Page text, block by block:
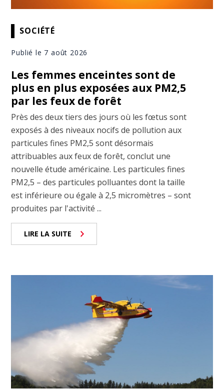
SOCIÉTÉ
Publié le 7 août 2026
Les femmes enceintes sont de
plus en plus exposées aux PM2,5
par les feux de forêt
Près des deux tiers des jours où les fœtus sont
exposés à des niveaux nocifs de pollution aux
particules fines PM2,5 sont désormais
attribuables aux feux de forêt, conclut une
nouvelle étude américaine. Les particules fines
PM2,5 – des particules polluantes dont la taille
est inférieure ou égale à 2,5 micromètres – sont
produites par l'activité ...
LIRE LA SUITE